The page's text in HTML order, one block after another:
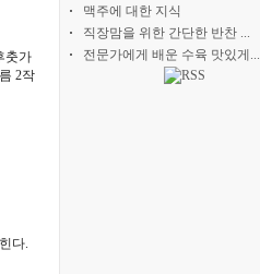
춧가
2작
다.
맥주에 대한 지식
직장맘을 위한 간단한 반찬 ...
전문가에게 배운 수육 맛있게...